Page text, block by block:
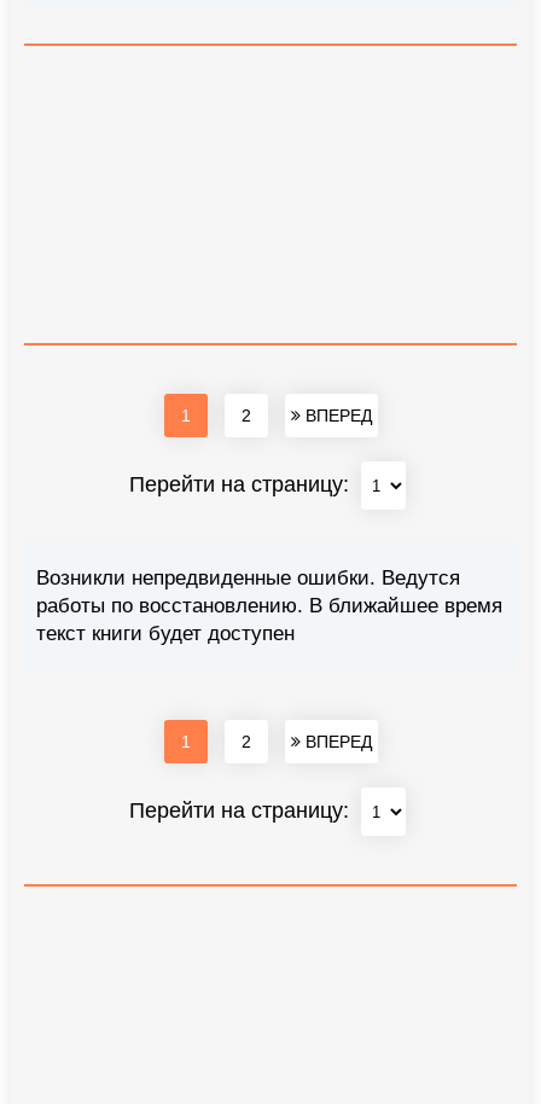
1 2 ВПЕРЕД
Перейти на страницу:
Возникли непредвиденные ошибки. Ведутся
работы по восстановлению. В ближайшее время
текст книги будет доступен
1 2 ВПЕРЕД
Перейти на страницу: